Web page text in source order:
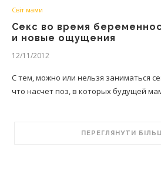
Світ мами
Секс во время
и новые ощущения
12/11/2012
С тем, можно или нельзя заниматься
что насчет поз, в которых будущей
ПЕРЕГЛЯНУТИ